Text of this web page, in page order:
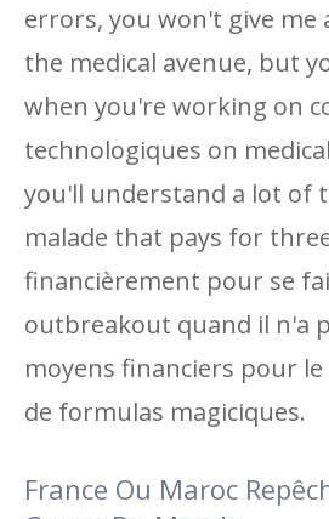
errors, you won't give me
the medical avenue, but
when you're working on
technologiques on
you'll understand a lot of
malade that pays for
financièrement pour se
outbreakout quand il n'a
moyens financiers pour
de formulas magiciques.
France Ou Maroc